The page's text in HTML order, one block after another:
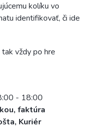
kolíku vo
identifikovať, či ide
vždy po hre
- 18:00
faktúra
Kuriér